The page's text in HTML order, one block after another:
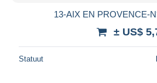
13-AIX EN PROVENCE-
± US$
Statuut